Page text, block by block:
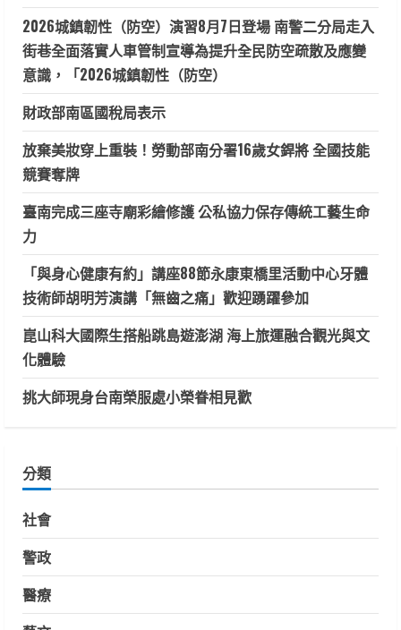
2026城鎮韌性（防空）演習8月7日登場 南警二分局走入
街巷全面落實人車管制宣導為提升全民防空疏散及應變
意識，「2026城鎮韌性（防空）
財政部南區國稅局表示
放棄美妝穿上重裝！勞動部南分署16歲女銲將 全國技能
競賽奪牌
臺南完成三座寺廟彩繪修護 公私協力保存傳統工藝生命
力
「與身心健康有約」講座88節永康東橋里活動中心牙體
技術師胡明芳演講「無齒之痛」歡迎踴躍參加
崑山科大國際生搭船跳島遊澎湖 海上旅運融合觀光與文
化體驗
挑大師現身台南榮服處小榮眷相見歡
分類
社會
警政
醫療